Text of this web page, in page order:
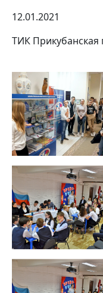
12.01.2021
ТИК Прикубанская